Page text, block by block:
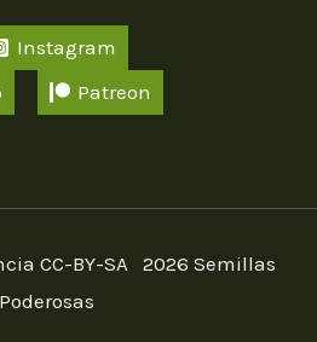
Instagram
Patreon
CC-BY-SA 2026 Semillas
Poderosas